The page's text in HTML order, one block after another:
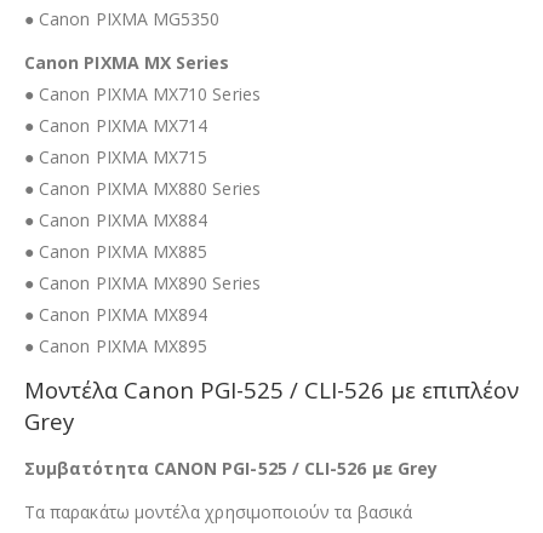
● Canon PIXMA MG5350
Canon PIXMA MX Series
● Canon PIXMA MX710 Series
● Canon PIXMA MX714
● Canon PIXMA MX715
● Canon PIXMA MX880 Series
● Canon PIXMA MX884
● Canon PIXMA MX885
● Canon PIXMA MX890 Series
● Canon PIXMA MX894
● Canon PIXMA MX895
Μοντέλα Canon PGI-525 / CLI-526 με επιπλέον
Grey
Συμβατότητα CANON PGI-525 / CLI-526 με Grey
Τα παρακάτω μοντέλα χρησιμοποιούν τα βασικά